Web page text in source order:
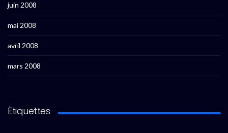
juin 2008
mai 2008
avril 2008
mars 2008
Étiquettes